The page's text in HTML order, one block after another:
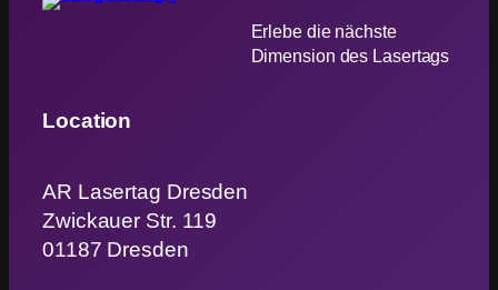
Erlebe die nächste
Dimension des Lasertags
Location
AR Lasertag Dresden
Zwickauer Str. 119
01187 Dresden